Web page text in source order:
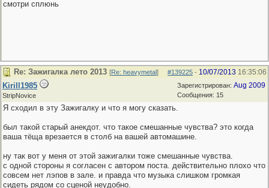
смотри сплюнь
#139225 - 10/07/2013 16:35:06
Re: Зажигалка лето 2013 [Re: heavymetal]
Зарегистрирован: Aug 2009
Сообщения: 15
Kirill1985
StripNovice
Я сходил в эту Зажигалку и что я могу сказать.
был такой старый анекдот. что такое смешанные чувства? это когда
ваша тёща врезается в столб на вашей автомашине.
ну так вот у меня от этой зажигалки тоже смешанные чувства.
с одной стороны я согласен с автором поста. действительно плохо что
совсем нет лэпов в зале. и правда что музыка слишком громкая
сидеть рядом со сценой неудобно.